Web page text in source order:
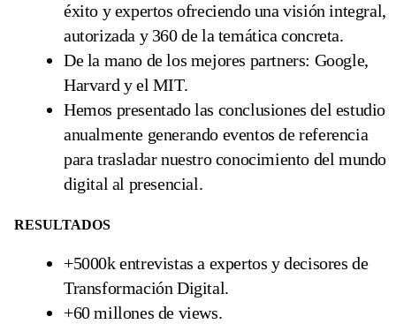
éxito y expertos ofreciendo una visión integral,
autorizada y 360 de la temática concreta.
De la mano de los mejores partners: Google,
Harvard y el MIT.
Hemos presentado las conclusiones del estudio
anualmente generando eventos de referencia
para trasladar nuestro conocimiento del mundo
digital al presencial.
RESULTADOS
+5000k entrevistas a expertos y decisores de
Transformación Digital.
+60 millones de views.